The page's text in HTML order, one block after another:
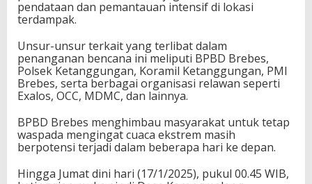
pendataan dan pemantauan intensif di lokasi
terdampak.
Unsur-unsur terkait yang terlibat dalam
penanganan bencana ini meliputi BPBD Brebes,
Polsek Ketanggungan, Koramil Ketanggungan, PMI
Brebes, serta berbagai organisasi relawan seperti
Exalos, OCC, MDMC, dan lainnya.
BPBD Brebes menghimbau masyarakat untuk tetap
waspada mengingat cuaca ekstrem masih
berpotensi terjadi dalam beberapa hari ke depan.
Hingga Jumat dini hari (17/1/2025), pukul 00.45 WIB,